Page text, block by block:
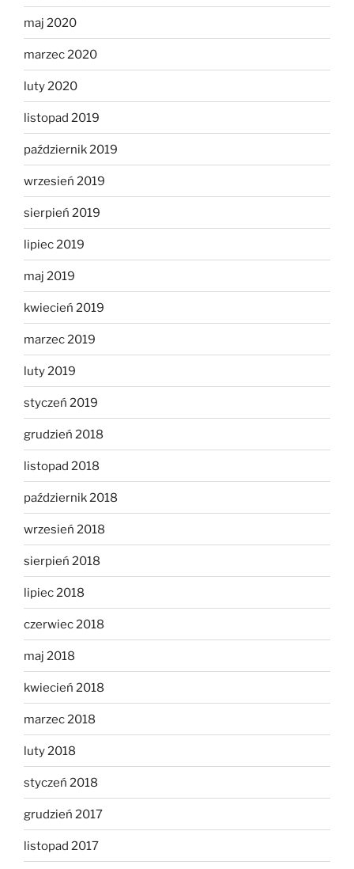
maj 2020
marzec 2020
luty 2020
listopad 2019
październik 2019
wrzesień 2019
sierpień 2019
lipiec 2019
maj 2019
kwiecień 2019
marzec 2019
luty 2019
styczeń 2019
grudzień 2018
listopad 2018
październik 2018
wrzesień 2018
sierpień 2018
lipiec 2018
czerwiec 2018
maj 2018
kwiecień 2018
marzec 2018
luty 2018
styczeń 2018
grudzień 2017
listopad 2017